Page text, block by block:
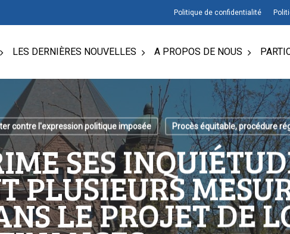
Politique de confidentialité
LES DERNIÈRES NOUVELLES A PROPOS DE NOUS
contre l'expression politique imposée Procès équitable, procédure
SES
PLUSIEURS
LE PROJET DE